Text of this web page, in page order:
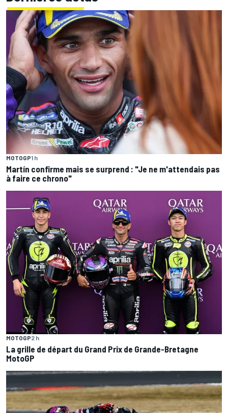
MOTOGP1 h
Martín confirme mais se surprend : "Je ne m'attendais pas
à faire ce chrono"
MOTOGP2 h
La grille de départ du Grand Prix de Grande-Bretagne
MotoGP